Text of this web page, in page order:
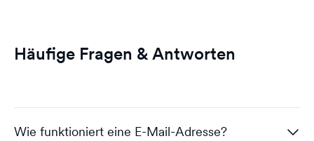
Häufige Fragen & Antworten
Wie funktioniert eine E-Mail-Adresse?